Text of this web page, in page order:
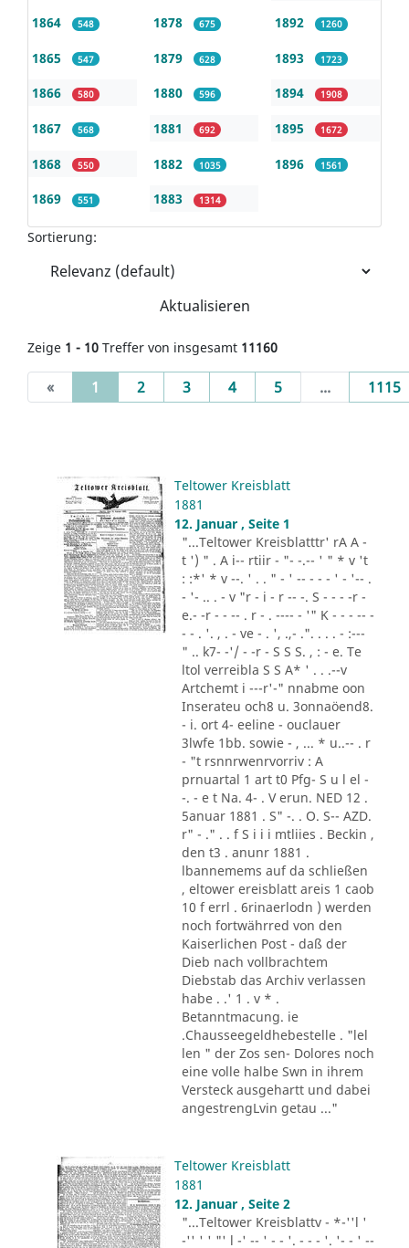
1864 548
1865 547
1866 580
1867 568
1868 550
1869 551
1878 675
1879 628
1880 596
1881 692
1882 1035
1883 1314
1892 1260
1893 1723
1894 1908
1895 1672
1896 1561
Sortierung:
Aktualisieren
Zeige 1 - 10 Treffer von insgesamt 11160
« 1 (current)
2 3 4 5 ... 1115
Teltower Kreisblatt
1881
12. Januar , Seite 1
"...Teltower Kreisblatttr' rA A -
t ') " . A i-- rtiir - "- -.-- ' " * v 't
: :*' * v --. ' . . " - ' -- - - - ' - '-- .
- '- .. . - v "r - i - r -- -. S - - - -r -
e.- -r - - -- . r - . ---- - '" K - - - -- -
- - . '. , . - ve - . ', .,- .". . . . - :---
" .. k7- -'/ - -r - S S S. , : - e. Te
ltol verreibla S S A* ' . . .--v
Artchemt i ---r'-" nnabme oon
Inserateu och8 u. 3onnaöend8.
- i. ort 4- eeline - ouclauer
3lwfe 1bb. sowie - , ... * u..-- . r
- "t rsnnrwenrvorriv : A
prnuartal 1 art t0 Pfg- S u l el -
-. - e t Na. 4- . V erun. NED 12 .
5anuar 1881 . S" -. . O. S-- AZD.
r" - ." . . f S i i i mtliies . Beckin ,
den t3 . anunr 1881 .
lbannemems auf da schließen
, eltower ereisblatt areis 1 caob
10 f errl . 6rinaerlodn ) werden
noch fortwährred von den
Kaiserlichen Post - daß der
Dieb nach vollbrachtem
Diebstab das Archiv verlassen
habe . .' 1 . v * .
Betanntmacung. ie
.Chausseegeldhebestelle . "lel
len " der Zos sen- Dolores noch
eine volle halbe Swn in ihrem
Versteck ausgehartt und dabei
angestrengLvin getau ..."
Teltower Kreisblatt
1881
12. Januar , Seite 2
"...Teltower Kreisblattv - *-''l '
-'' ' ' "' l -' -- ' - - '. - - - '. '- - ' --